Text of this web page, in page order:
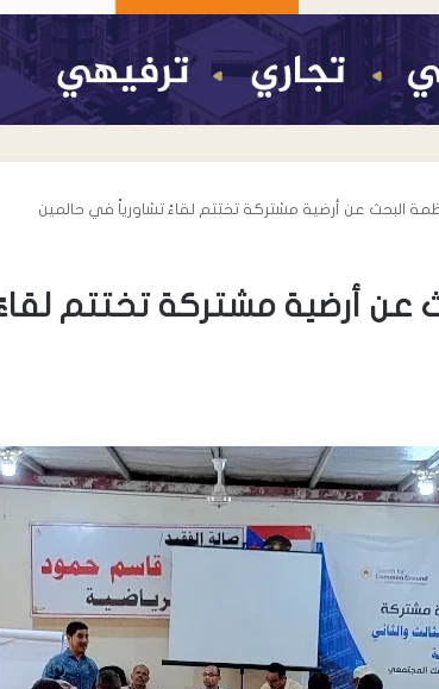
البحث عن أرضية مشتركة تختتم لقاءً تشاورياً في حالمين
عن أرضية مشتركة تختتم
زيارة ميدانية رقابية لعدد من المنشآت
الصناعية والخدمية بمديرية الملاح